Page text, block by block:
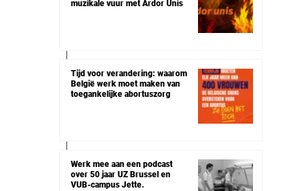
muzikale vuur met Ardor Unis
Tijd voor verandering: waarom
België werk moet maken van
toegankelijke abortuszorg
Werk mee aan een podcast
over 50 jaar UZ Brussel en
VUB-campus Jette.